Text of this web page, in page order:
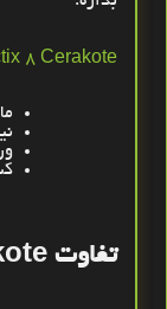
8 Cerakote
تفاوت